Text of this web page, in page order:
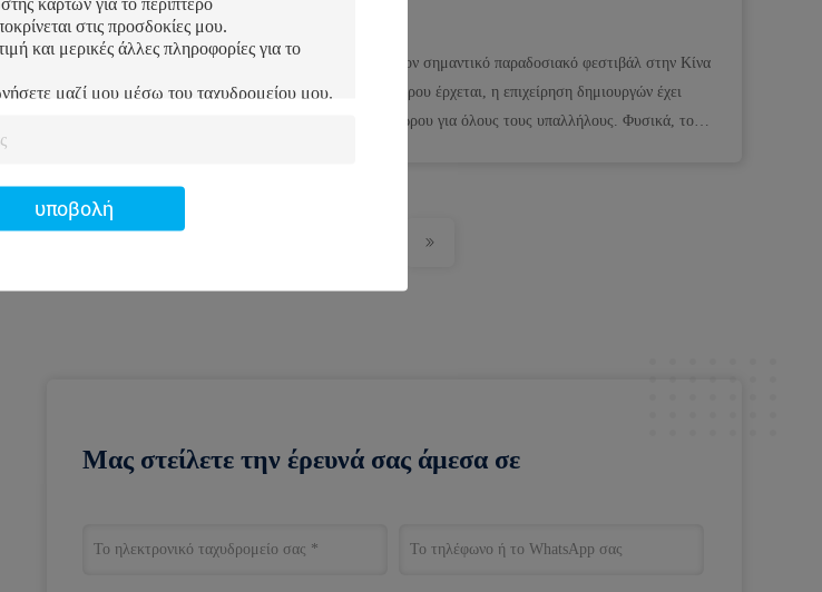
υποβολή
2022-09-08
Το φεστιβάλ μέσος-φθινοπώρου είναι το δεύτερο πλέον σημαντικό παραδοσιακό φεστιβάλ στην Κίνα
AFter Κινεζικό νέο έτος. Το φεστιβάλ μέσος-φθινοπώρου έρχεται, η επιχείρηση δημιουργών έχει
προετοιμάσει τα έξοχα δώρα φεστιβάλ μέσος-φθινοπώρου για όλους τους υπαλλήλους. Φυσικά, το
Μας στείλετε την έρευνά σας άμεσα σε